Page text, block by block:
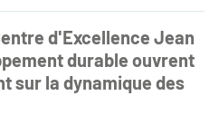
d'Excellence Jean
durable ouvrent
sur la dynamique des